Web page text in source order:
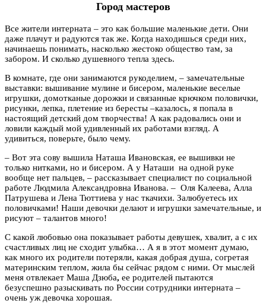
Город мастеров
Все жители интерната – это как большие маленькие дети. Они
даже плачут и радуются так же. Когда находишься среди них,
начинаешь понимать, насколько жестоко общество там, за
забором. И сколько душевного тепла здесь.
В комнате, где они занимаются рукоделием, – замечательные
выставки: вышивание мулине и бисером, маленькие веселые
игрушки, домотканые дорожки и связанные крючком половички,
рисунки, лепка, плетение из бересты –казалось, я попала в
настоящий детский дом творчества! А как радовались они и
ловили каждый мой удивленный их работами взгляд. А
удивиться, поверьте, было чему.
– Вот эта сову вышила Наташа Ивановская, ее вышивки не
только нитками, но и бисером. А у Наташи на одной руке
вообще нет пальцев, – рассказывает специалист по социальной
работе Людмила Александровна Иванова. – Оля Калеева, Алла
Патрушева и Лена Тюттиева у нас ткачихи. Залюбуетесь их
половичками! Наши девочки делают и игрушки замечательные, и
рисуют – талантов много!
С какой любовью она показывает работы девушек, хвалит, а с их
счастливых лиц не сходит улыбка… А я в этот момент думаю,
как много их родители потеряли, какая добрая душа, согретая
материнским теплом, жила бы сейчас рядом с ними. От мыслей
меня отвлекает Маша Дзюба, ее родителей пытаются
безуспешно разыскивать по России сотрудники интерната –
очень уж девочка хорошая.